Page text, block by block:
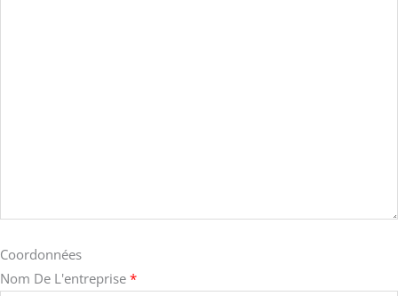
Coordonnées
Nom De L'entreprise *